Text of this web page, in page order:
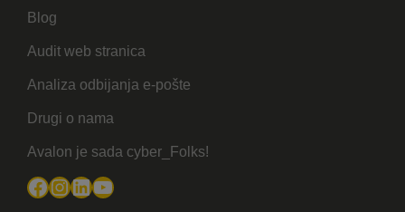
Blog
Audit web stranica
Analiza odbijanja e-pošte
Drugi o nama
Avalon je sada cyber_Folks!
Facebook
Instagram
LinkedIn
YouTube